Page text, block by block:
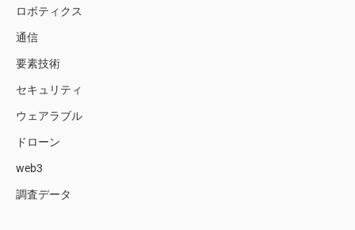
ロボティクス
通信
要素技術
セキュリティ
ウェアラブル
ドローン
web3
調査データ